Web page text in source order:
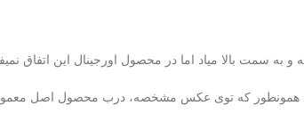
سمت بالا میاد اما در محصول اورجینال این اتفاق
همونطور که توی عکس مشخصه، درب محصول اصل